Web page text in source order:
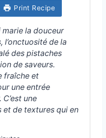
a
r
s
a
r
s
a
r
s
Print Recipe
marie la douceur
l’onctuosité de la
des pistaches
de saveurs.
fraîche et
une entrée
une
et de textures qui en